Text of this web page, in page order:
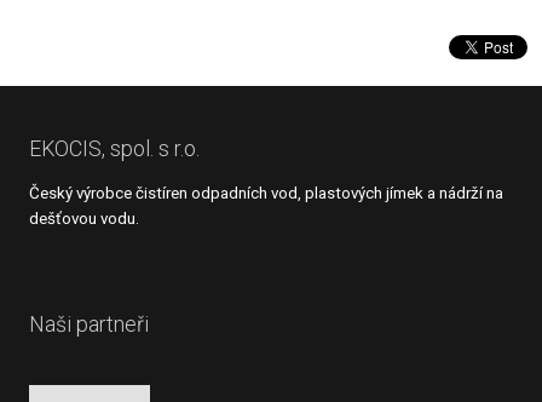
nepodařilo
odeslat.
EKOCIS, spol. s r.o.
Český výrobce čistíren odpadních vod, plastových jímek a nádrží na
dešťovou vodu.
Naši partneři